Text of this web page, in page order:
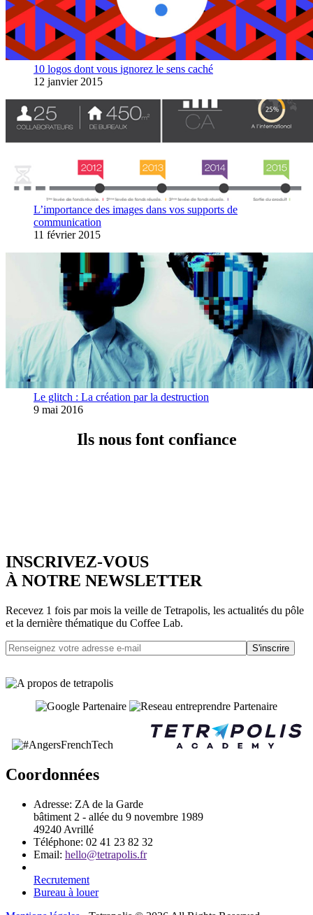
10 logos dont vous ignorez le sens caché
12 janvier 2015
L’importance des images dans vos supports de
communication
11 février 2015
Le glitch : La création par la destruction
9 mai 2016
Ils nous font confiance
INSCRIVEZ-VOUS
À NOTRE NEWSLETTER
Recevez 1 fois par mois la veille de Tetrapolis, les actualités du pôle
et la dernière thématique du Coffee Lab.
S'inscrire
Coordonnées
Adresse: ZA de la Garde
bâtiment 2 - allée du 9 novembre 1989
49240 Avrillé
Téléphone: 02 41 23 82 32
Email: hello@tetrapolis.fr
Recrutement
Bureau à louer